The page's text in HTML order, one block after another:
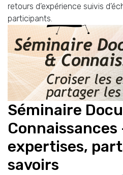
retours d’expérience suivis
participants.
Séminaire
Connaissances
expertises,
savoirs